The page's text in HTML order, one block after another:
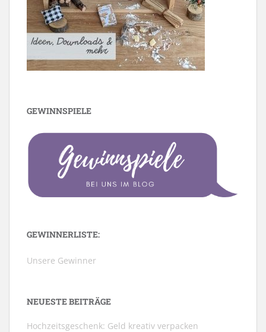
GEWINNSPIELE
GEWINNERLISTE:
Unsere Gewinner
NEUESTE BEITRÄGE
Hochzeitsgeschenk: Geld kreativ verpacken